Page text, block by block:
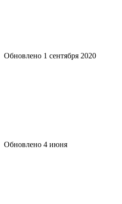
Обновлено 1 сентября 2020
Обновлено 4 июня